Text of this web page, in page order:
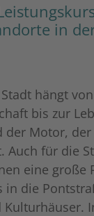
in
hängt
bis zur
der Motor,
Auch für die
eine große
in die